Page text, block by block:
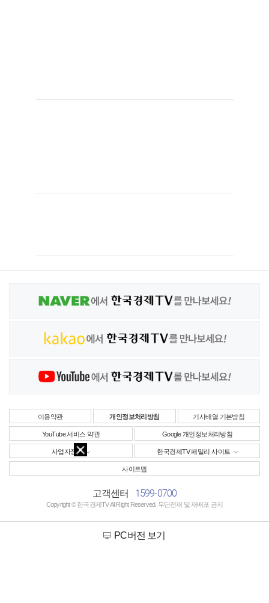
이용약관 개인정보처리방침 기사배열 기본방침
YouTube 서비스 약관 Google 개인정보처리방침
사업자정보 한국경제TV 패밀리 사이트
사이트맵
고객센터 1599-0700
Copyright © 한국경제TV All Right Reserved. 무단전재 및 재배포 금지
PC버전 보기